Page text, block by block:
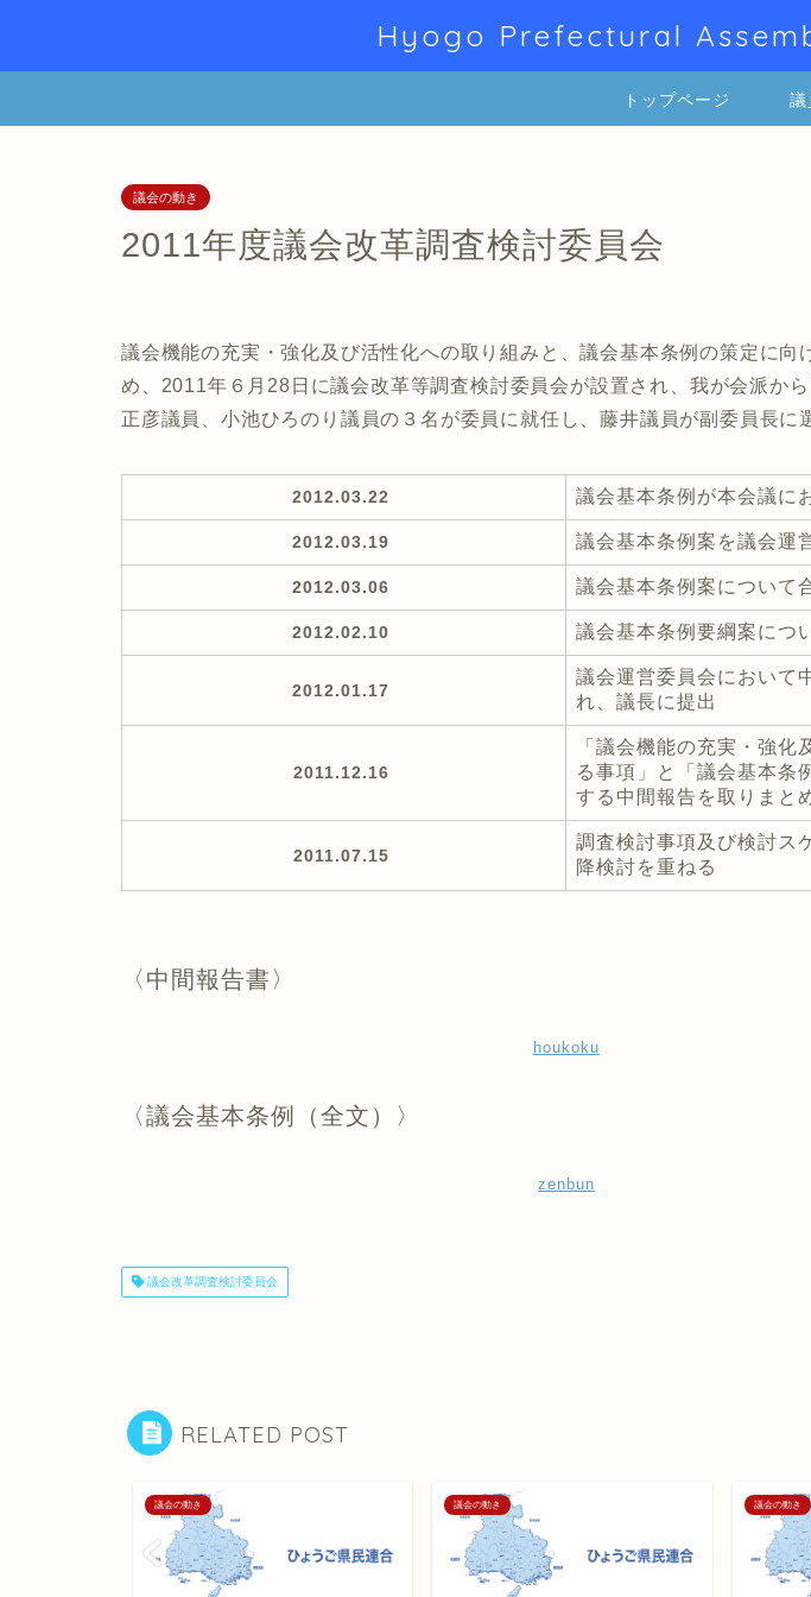
Hyogo Prefectural
トップページ 議
議会の動き
2011年度議会改革調査検討委員会
議会機能の充実・強化及び活性化への取り組みと、議会基本条例の策定に向
め、2011年６月28日に議会改革等調査検討委員会が設置され、我が会派か
正彦議員、小池ひろのり議員の３名が委員に就任し、藤井議員が副委員長に
2012.03.22 議会基本条例が本会議に
2012.03.19 議会基本条例案を議会運
2012.03.06 議会基本条例案について
2012.02.10 議会基本条例要綱案につ
2012.01.17
議会運営委員会において
れ、議長に提出
2011.12.16
「議会機能の充実・強化
る事項」と「議会基本条
する中間報告を取りまと
2011.07.15
調査検討事項及び検討ス
降検討を重ねる
〈中間報告書〉
houkoku
〈議会基本条例（全文）〉
zenbun
議会改革調査検討委員会
RELATED POST
議会の動き 議会の動き 議会の動き